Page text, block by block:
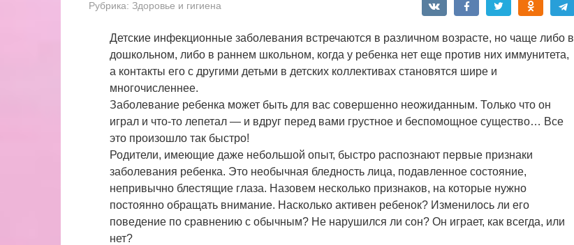
Рубрика: Здоровье и гигиена
Детские инфекционные заболевания встречаются в различном возрасте, но чаще либо в
дошкольном, либо в раннем школьном, когда у ребенка нет еще против них иммунитета,
а контакты его с другими детьми в детских коллективах становятся шире и
многочисленнее.
Заболевание ребенка может быть для вас совершенно неожиданным. Только что он
играл и что-то лепетал — и вдруг перед вами грустное и беспомощное существо… Все
это произошло так быстро!
Родители, имеющие даже небольшой опыт, быстро распознают первые признаки
заболевания ребенка. Это необычная бледность лица, подавленное состояние,
непривычно блестящие глаза. Назовем несколько признаков, на которые нужно
постоянно обращать внимание. Насколько активен ребенок? Изменилось ли его
поведение по сравнению с обычным? Не нарушился ли сон? Он играет, как всегда, или
нет?